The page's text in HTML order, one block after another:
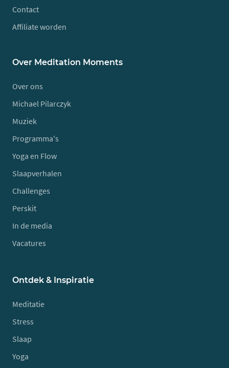
Contact
Affiliate worden
Over Meditation Moments
Over ons
Michael Pilarczyk
Muziek
Programma's
Yoga en Flow
Slaapverhalen
Challenges
Perskit
In de media
Vacatures
Ontdek & Inspiratie
Meditatie
Stress
Slaap
Yoga